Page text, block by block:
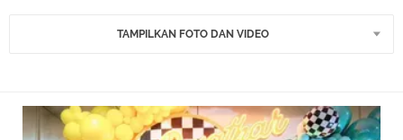
TAMPILKAN FOTO DAN VIDEO